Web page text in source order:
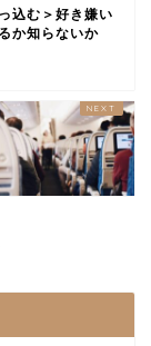
込む＞好き嫌い
か知らないか